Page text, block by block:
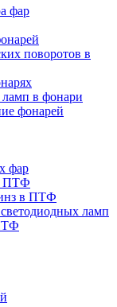
фар
поворотов в
ламп в фонари
фонарей
фар
ПТФ
в ПТФ
ламп